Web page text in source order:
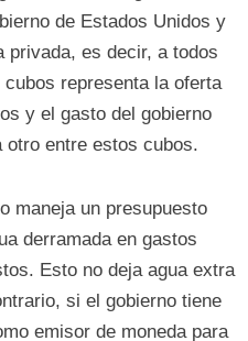
de Estados Unidos y
privada, es decir, a todos
representa la oferta
y el gasto del gobierno
otro entre estos cubos.
maneja un presupuesto
derramada en gastos
Esto no deja agua extra
si el gobierno tiene
emisor de moneda para